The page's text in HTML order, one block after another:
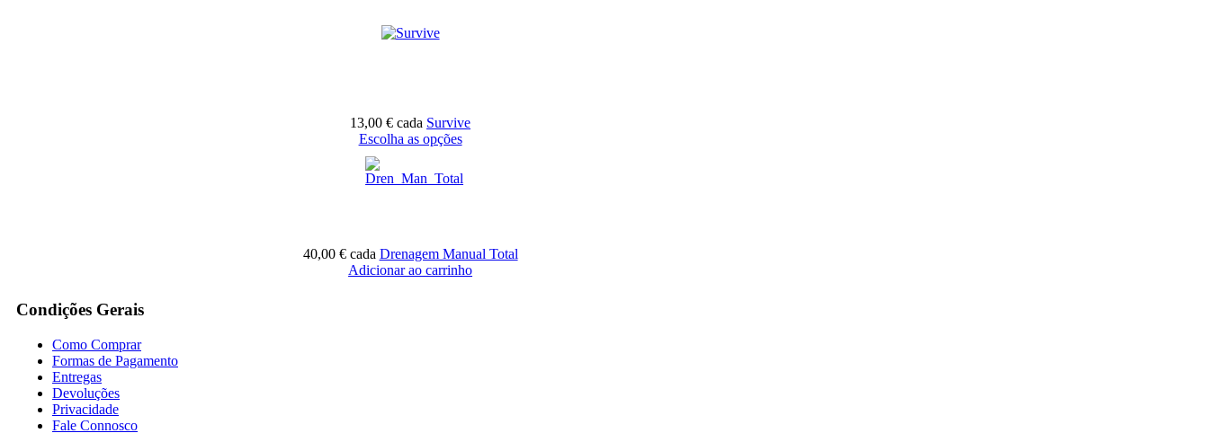
13,00 € cada Survive
Escolha as opções
40,00 € cada Drenagem Manual Total
Adicionar ao carrinho
Condições Gerais
Como Comprar
Formas de Pagamento
Entregas
Devoluções
Privacidade
Fale Connosco